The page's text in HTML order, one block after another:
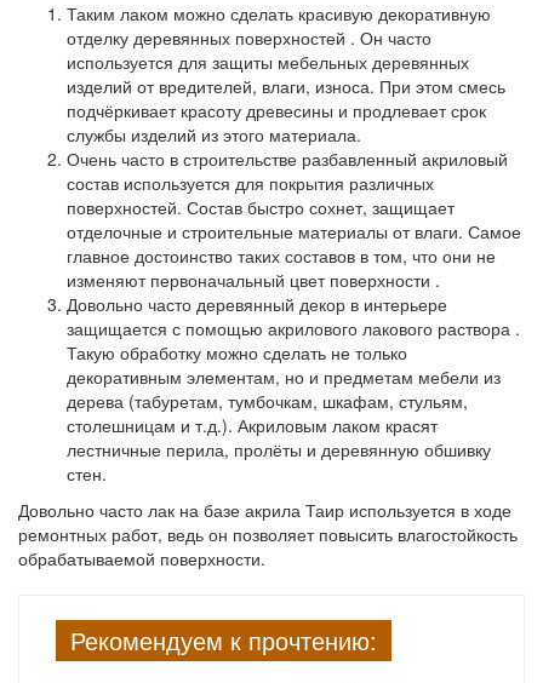
Таким лаком можно сделать красивую декоративную
отделку деревянных поверхностей . Он часто
используется для защиты мебельных деревянных
изделий от вредителей, влаги, износа. При этом смесь
подчёркивает красоту древесины и продлевает срок
службы изделий из этого материала.
Очень часто в строительстве разбавленный акриловый
состав используется для покрытия различных
поверхностей. Состав быстро сохнет, защищает
отделочные и строительные материалы от влаги. Самое
главное достоинство таких составов в том, что они не
изменяют первоначальный цвет поверхности .
Довольно часто деревянный декор в интерьере
защищается с помощью акрилового лакового раствора .
Такую обработку можно сделать не только
декоративным элементам, но и предметам мебели из
дерева (табуретам, тумбочкам, шкафам, стульям,
столешницам и т.д.). Акриловым лаком красят
лестничные перила, пролёты и деревянную обшивку
стен.
Довольно часто лак на базе акрила Таир используется в ходе
ремонтных работ, ведь он позволяет повысить влагостойкость
обрабатываемой поверхности.
Рекомендуем к прочтению: